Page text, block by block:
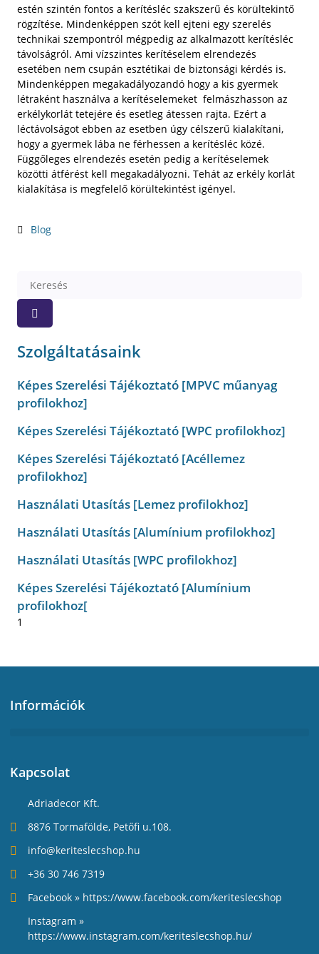
estén szintén fontos a kerítésléc szakszerű és körültekintő
rögzítése. Mindenképpen szót kell ejteni egy szerelés
technikai szempontról mégpedig az alkalmazott kerítésléc
távolságról. Ami vízszintes kerítéselem elrendezés
esetében nem csupán esztétikai de biztonsági kérdés is.
Mindenképpen megakadályozandó hogy a kis gyermek
létraként használva a kerítéselemeket felmászhasson az
erkélykorlát tetejére és esetleg átessen rajta. Ezért a
léctávolságot ebben az esetben úgy célszerű kialakítani,
hogy a gyermek lába ne férhessen a kerítésléc közé.
Függőleges elrendezés esetén pedig a kerítéselemek
közötti átférést kell megakadályozni. Tehát az erkély korlát
kialakítása is megfelelő körültekintést igényel.
Blog
Szolgáltatásaink
Képes Szerelési Tájékoztató [MPVC műanyag
profilokhoz]
Képes Szerelési Tájékoztató [WPC profilokhoz]
Képes Szerelési Tájékoztató [Acéllemez
profilokhoz]
Használati Utasítás [Lemez profilokhoz]
Használati Utasítás [Alumínium profilokhoz]
Használati Utasítás [WPC profilokhoz]
Képes Szerelési Tájékoztató [Alumínium
profilokhoz[
Információk
Kapcsolat
Adriadecor Kft.
8876 Tormafölde, Petőfi u.108.
info@keriteslecshop.hu
+36 30 746 7319
Facebook » https://www.facebook.com/keriteslecshop
Instagram »
https://www.instagram.com/keriteslecshop.hu/